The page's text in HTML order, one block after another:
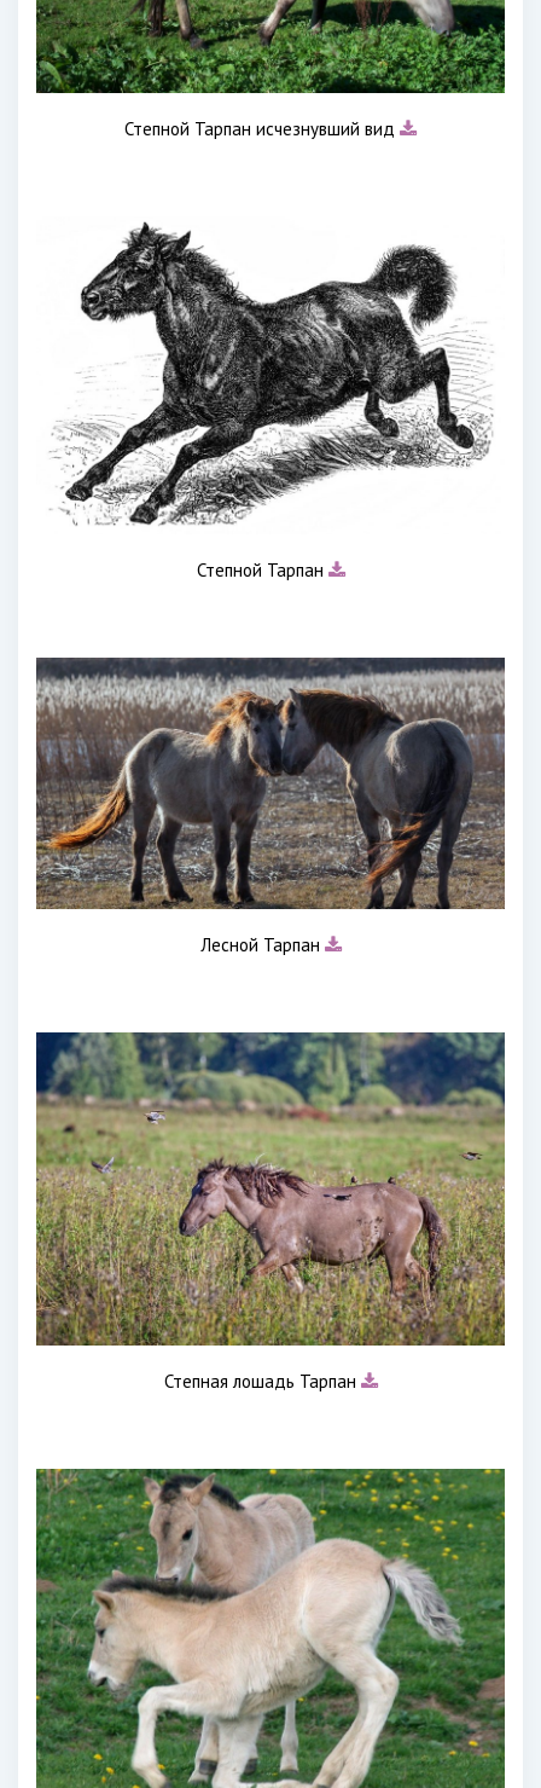
Степной Тарпан исчезнувший вид
Степной Тарпан
Лесной Тарпан
Степная лошадь Тарпан